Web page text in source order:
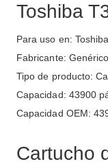
Toshiba
Para uso en: Toshiba
Fabricante: Genérico
Tipo de producto:
Capacidad: 43900
Capacidad OEM:
Cartucho